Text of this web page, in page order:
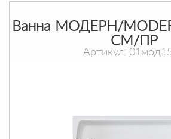
Ванна МОДЕРН/
СМ/ПР
Артикул: